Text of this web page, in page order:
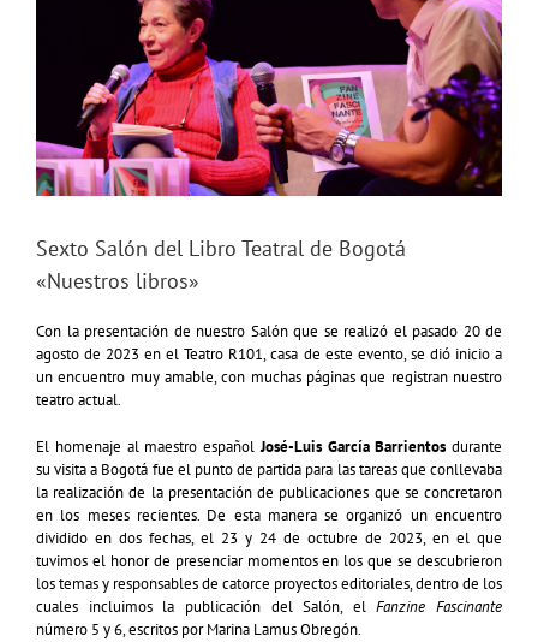
Sexto Salón del Libro Teatral de Bogotá
«Nuestros libros»
Con la presentación de nuestro Salón que se realizó el pasado 20 de
agosto de 2023 en el Teatro R101, casa de este evento, se dió inicio a
un encuentro muy amable, con muchas páginas que registran nuestro
teatro actual.
El homenaje al maestro españolJosé-Luis García Barrientos durante
su visita a Bogotá fue el punto de partida para las tareas que conllevaba
la realización de la presentación de publicaciones que se concretaron
en los meses recientes. De esta manera se organizó un encuentro
dividido en dos fechas, el 23 y 24 de octubre de 2023, en el que
tuvimos el honor de presenciar momentos en los que se descubrieron
los temas y responsables de catorce proyectos editoriales, dentro de los
cuales incluimos la publicación del Salón, elFanzine Fascinante
número 5 y 6, escritos por Marina Lamus Obregón.